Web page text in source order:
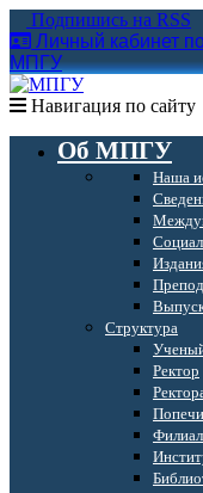
Подпишись на RSS
Личный кабинет
МПГУ
Навигация по сайту
Об МПГУ
Наша
Структура
Ректор